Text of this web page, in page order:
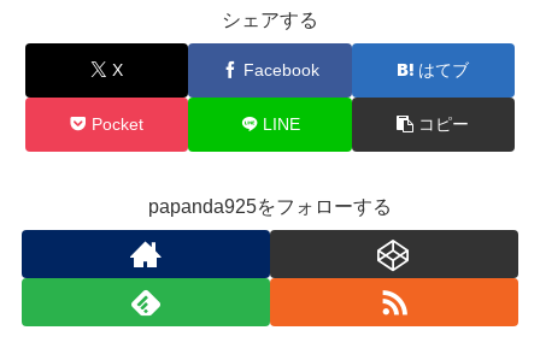
シェアする
X Facebook はてブ
Pocket LINE コピー
papanda925をフォローする